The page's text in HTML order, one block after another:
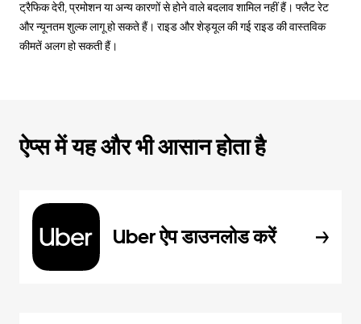
ट्रैफिक देरी, प्रमोशन या अन्य कारणों से होने वाले बदलाव शामिल नहीं हैं। फ्लैट रेट
और न्यूनतम शुल्क लागू हो सकते हैं। राइड और शेड्यूल की गई राइड की वास्तविक
कीमतें अलग हो सकती हैं।
ऐप्स में यह और भी आसान होता है
Uber ऐप डाउनलोड करें